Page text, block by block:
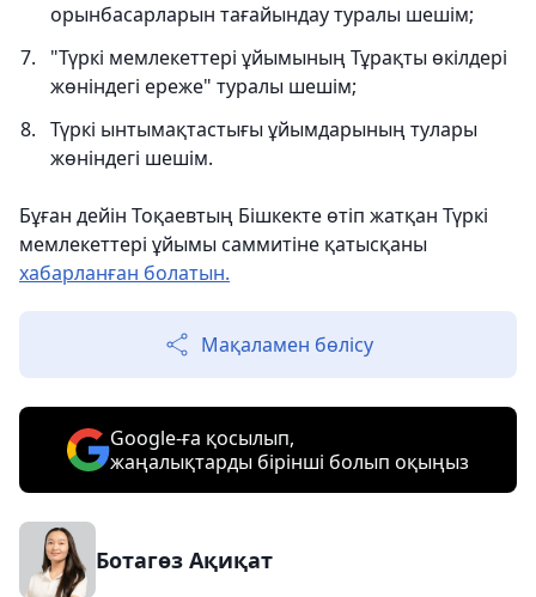
орынбасарларын тағайындау туралы шешім;
"Түркі мемлекеттері ұйымының Тұрақты өкілдері
жөніндегі ереже" туралы шешім;
Түркі ынтымақтастығы ұйымдарының тулары
жөніндегі шешім.
Бұған дейін Тоқаевтың Бішкекте өтіп жатқан Түркі
мемлекеттері ұйымы саммитіне қатысқаны
хабарланған болатын.
Мақаламен бөлісу
Google-ға қосылып,
жаңалықтарды бірінші болып оқыңыз
Ботагөз Ақиқат